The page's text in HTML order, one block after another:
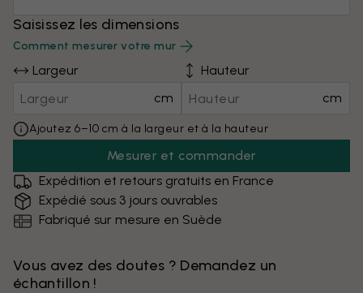
Saisissez les dimensions
Comment mesurer votre mur
Largeur
cm
Hauteur
cm
Ajoutez 6–10 cm à la largeur et à la hauteur
Mesurer et commander
Expédition et retours gratuits en France
Expédié sous 3 jours ouvrables
Fabriqué sur mesure en Suède
Vous avez des doutes ? Demandez un
échantillon !